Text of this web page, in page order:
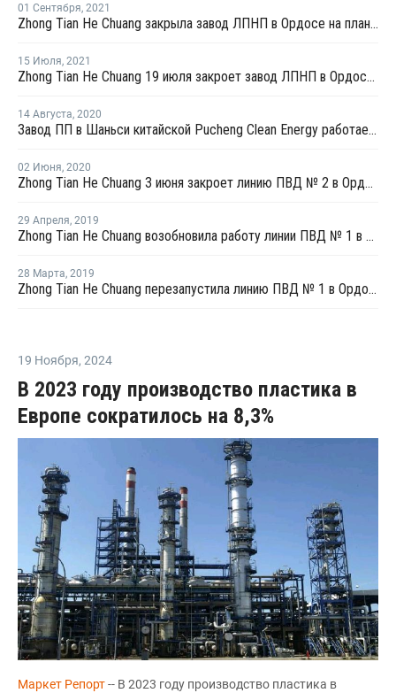
01 Сентября, 2021
Zhong Tian He Chuang закрыла завод ЛПНП в Ордосе на плановый ремонт
15 Июля, 2021
Zhong Tian He Chuang 19 июля закроет завод ЛПНП в Ордосе на плановую профилактику
14 Августа, 2020
Завод ПП в Шаньси китайской Pucheng Clean Energy работает в штатном режиме после перезапуска
02 Июня, 2020
Zhong Tian He Chuang 3 июня закроет линию ПВД № 2 в Ордосе на плановый ремонт
29 Апреля, 2019
Zhong Tian He Chuang возобновила работу линии ПВД № 1 в Ордосе после незапланированной профилактики
28 Марта, 2019
Zhong Tian He Chuang перезапустила линию ПВД № 1 в Ордосе после внепланового ремонта
19 Ноября, 2024
В 2023 году производство пластика в
Европе сократилось на 8,3%
Маркет Репорт-- В 2023 году производство пластика в